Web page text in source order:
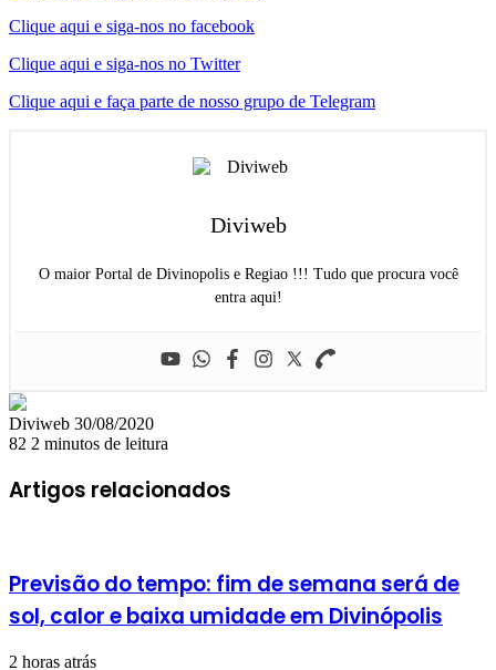
Clique aqui e siga-nos no facebook
Clique aqui e siga-nos no Twitter
Clique aqui e faça parte de nosso grupo de Telegram
Diviweb
O maior Portal de Divinopolis e Regiao !!! Tudo que procura você
entra aqui!
Diviweb Mande
um
mail
30/08/2020
82 2 minutos de leitura
Artigos relacionados
Previsão do tempo: fim de semana será de
sol, calor e baixa umidade em Divinópolis
2 horas atrás